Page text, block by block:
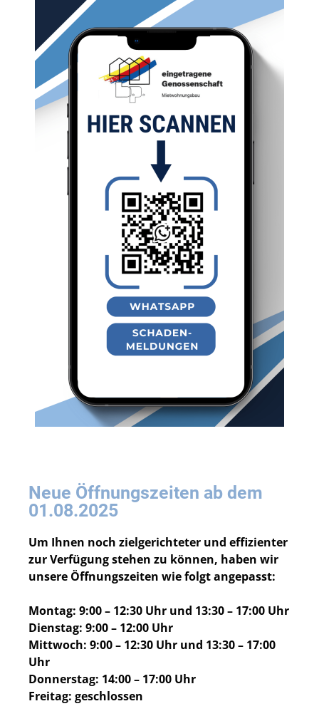
Neue Öffnungszeiten ab dem
01.08.2025
Um Ihnen noch zielgerichteter und effizienter
zur Verfügung stehen zu können, haben wir
unsere Öffnungszeiten wie folgt angepasst:
Montag: 9:00 – 12:30 Uhr und 13:30 – 17:00 Uhr
Dienstag: 9:00 – 12:00 Uhr
Mittwoch: 9:00 – 12:30 Uhr und 13:30 – 17:00
Uhr
Donnerstag: 14:00 – 17:00 Uhr
Freitag: geschlossen